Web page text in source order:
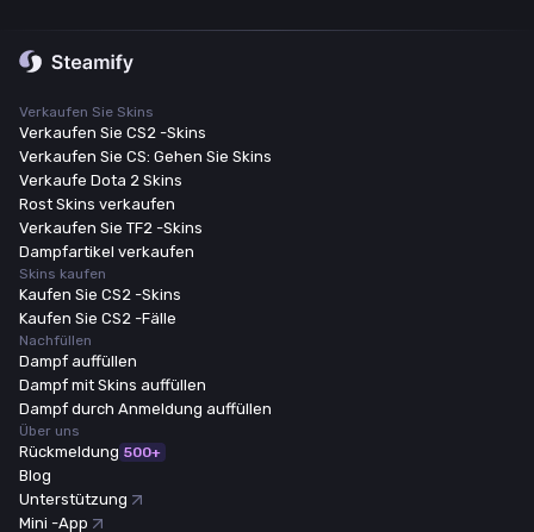
Verkaufen Sie Skins
Verkaufen Sie CS2 -Skins
Verkaufen Sie CS: Gehen Sie Skins
Verkaufe Dota 2 Skins
Rost Skins verkaufen
Verkaufen Sie TF2 -Skins
Dampfartikel verkaufen
Skins kaufen
Kaufen Sie CS2 -Skins
Kaufen Sie CS2 -Fälle
Nachfüllen
Dampf auffüllen
Dampf mit Skins auffüllen
Dampf durch Anmeldung auffüllen
Über uns
Rückmeldung 500+
Blog
Unterstützung
Mini -App